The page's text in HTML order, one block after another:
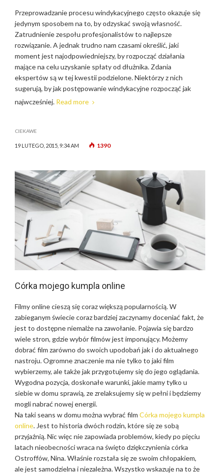
Przeprowadzanie procesu windykacyjnego często okazuje się
jedynym sposobem na to, by odzyskać swoją własność.
Zatrudnienie zespołu profesjonalistów to najlepsze
rozwiązanie. A jednak trudno nam czasami określić, jaki
moment jest najodpowiedniejszy, by rozpocząć działania
mające na celu uzyskanie spłaty od dłużnika. Zdania
ekspertów są w tej kwestii podzielone. Niektórzy z nich
sugerują, by jak postępowanie windykacyjne rozpocząć jak
najwcześniej. Read more
CIEKAWE
19 LUTEGO, 2015, 9:34 AM 1390
Córka mojego kumpla online
Filmy online cieszą się coraz większą popularnością. W
zabieganym świecie coraz bardziej zaczynamy doceniać fakt, że
jest to dostępne niemalże na zawołanie. Pojawia się bardzo
wiele stron, gdzie wybór filmów jest imponujący. Możemy
dobrać film zarówno do swoich upodobań jak i do aktualnego
nastroju. Ogromne znaczenie ma nie tylko to jaki film
wybierzemy, ale także jak przygotujemy się do jego oglądania.
Wygodna pozycja, doskonałe warunki, jakie mamy tylko u
siebie w domu sprawią, ze zrelaksujemy się w pełni i będziemy
mogli nabrać nowej energii.
Na taki seans w domu można wybrać film Córka mojego kumpla
online. Jest to historia dwóch rodzin, które się ze sobą
przyjaźnią. Nic więc nie zapowiada problemów, kiedy po pięciu
latach nieobecności wraca na święto dziękczynienia córka
Ostroffów, Nina. Właśnie rozstała się ze swoim chłopakiem,
ale jest samodzielna i niezależna. Wszystko wskazuje na to że